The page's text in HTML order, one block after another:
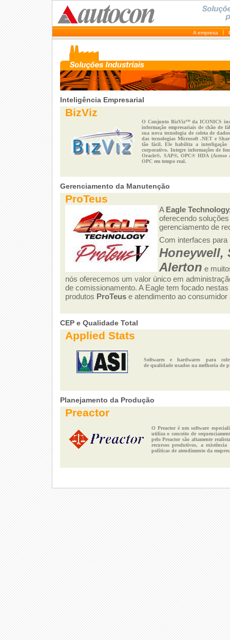
A empresa
Inteligência Empresarial
BizViz
O Conjunto BizViz™ da ICONICS
informação empresariais de chão de
sua nova tecnologia de coleta de
das tecnologias Microsoft .NET e
tão fácil. Ele habilita a interligação
corporativo. Integre informações de
Oracle®, SAP®, OPC® HDA (Acesso
OPC em tempo real.
Gerenciamento da Manutenção
ProTeus
A Eagle
oferecendo
gerenciamento de
Com interfaces para
Honeywell,
Alerton e
nós oferecemos um valor único em
de comissionamento. A Eagle tem focado
produtos ProTeus e atendimento ao
CEP e Qualidade Total
Applied Stats
Softwares e hardwares para
de qualidade usados na melhoria de
Planejamento da Produção
Preactor
O Preactor é um software
utiliza o conceito de
pelo Preactor são altamente
recursos produtivos, a
políticas de atendimento da